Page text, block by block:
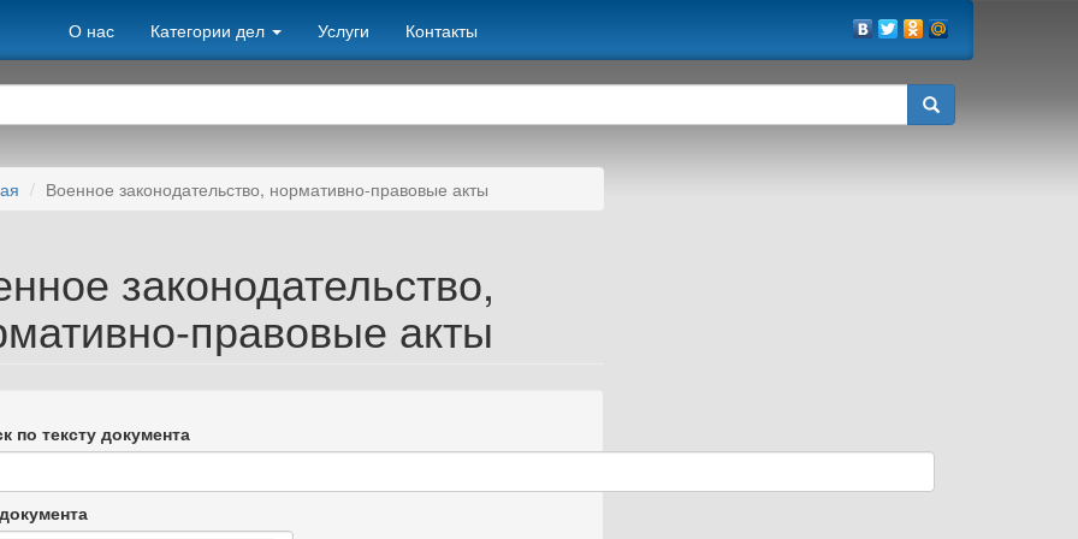
О нас Категории дел Услуги Контакты
Военное законодательство, нормативно-правовые акты
законодательство,
правовые акты
по тексту документа